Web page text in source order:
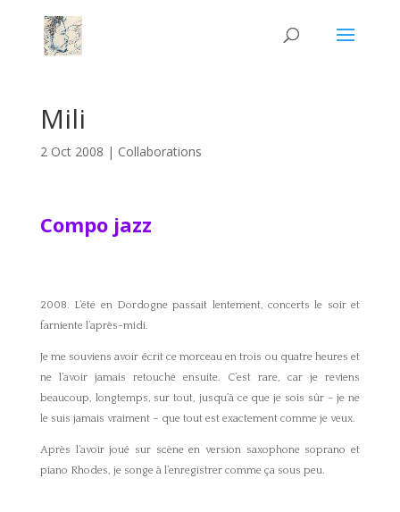
Mili
2 Oct 2008 | Collaborations
Compo jazz
2008. L’été en Dordogne passait lentement, concerts le soir et
farniente l’après-midi.
Je me souviens avoir écrit ce morceau en trois ou quatre heures et
ne l’avoir jamais retouché ensuite. C’est rare, car je reviens
beaucoup, longtemps, sur tout, jusqu’à ce que je sois sûr – je ne
le suis jamais vraiment – que tout est exactement comme je veux.
Après l’avoir joué sur scène en version saxophone soprano et
piano Rhodes, je songe à l’enregistrer comme ça sous peu.